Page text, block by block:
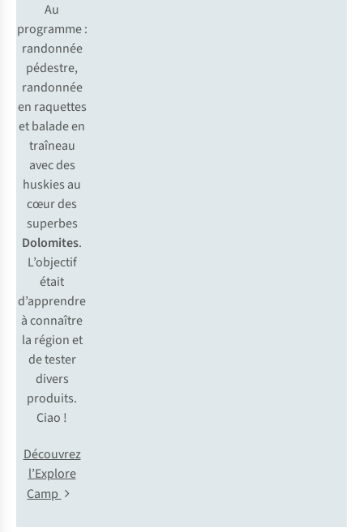
Au
programme :
randonnée
pédestre,
randonnée
en raquettes
et balade en
traîneau
avec des
huskies au
cœur des
superbes
Dolomites.
L’objectif
était
d’apprendre
à connaître
la région et
de tester
divers
produits.
Ciao !
Découvrez
l’Explore
Camp